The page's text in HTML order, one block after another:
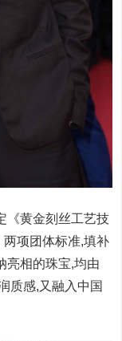
《黄金刻丝工艺技
项团体标准,填补
亮相的珠宝,均由
质感,又融入中国